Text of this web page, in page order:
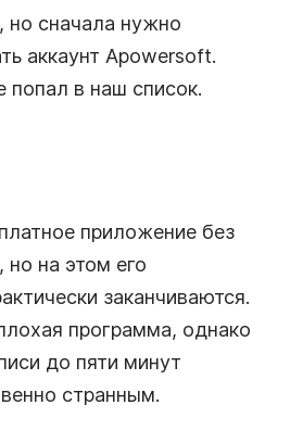
но сначала нужно
аккаунт Apowersoft.
попал в наш список.
приложение без
но на этом его
заканчиваются.
программа, однако
до пяти минут
странным.